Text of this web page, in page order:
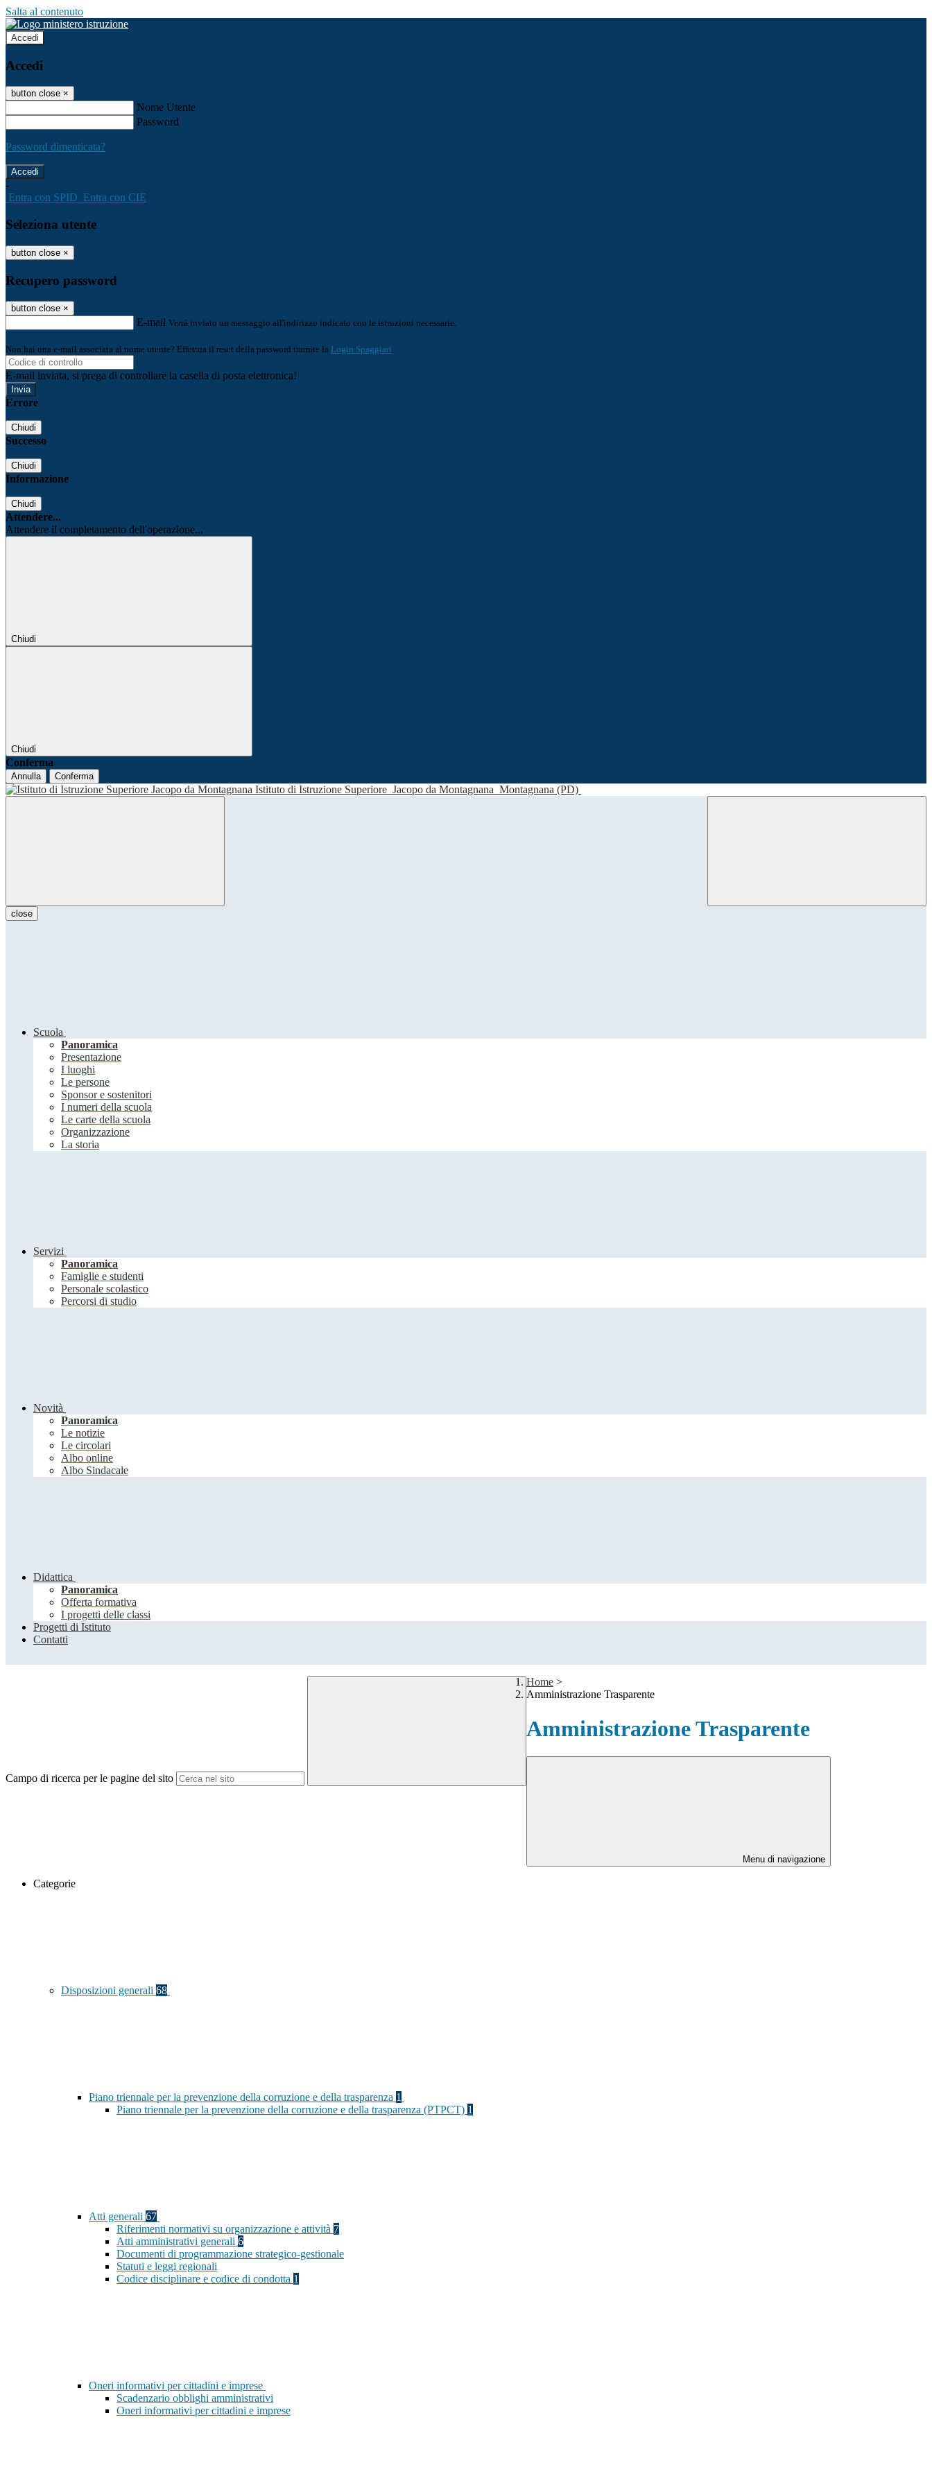
Salta al contenuto
Accedi
Accedi
button close ×
Nome Utente
Password
Password dimenticata?
-
Entra con SPID Entra con CIE
Seleziona utente
button close ×
Recupero password
button close ×
E-mail Verrà inviato un messaggio all'indirizzo indicato con le istruzioni necessarie.
Non hai una e-mail associata al nome utente? Effettua il reset della password tramite la Login Spaggiari
E-mail inviata, si prega di controllare la casella di posta elettronica!
Errore
Chiudi
Successo
Chiudi
Informazione
Chiudi
Attendere...
Attendere il completamento dell'operazione...
Chiudi
Chiudi
Conferma
Annulla Conferma
Istituto di Istruzione Superiore Jacopo da Montagnana Montagnana (PD)
close
Scuola
Panoramica
Presentazione
I luoghi
Le persone
Sponsor e sostenitori
I numeri della scuola
Le carte della scuola
Organizzazione
La storia
Servizi
Panoramica
Famiglie e studenti
Personale scolastico
Percorsi di studio
Novità
Panoramica
Le notizie
Le circolari
Albo online
Albo Sindacale
Didattica
Panoramica
Offerta formativa
I progetti delle classi
Progetti di Istituto
Contatti
Campo di ricerca per le pagine del sito
Home >
Amministrazione Trasparente
Amministrazione Trasparente
Menu di navigazione
Categorie
Disposizioni generali 68
Piano triennale per la prevenzione della corruzione e della trasparenza 1
Piano triennale per la prevenzione della corruzione e della trasparenza (PTPCT) 1
Atti generali 67
Riferimenti normativi su organizzazione e attività 7
Atti amministrativi generali 6
Documenti di programmazione strategico-gestionale
Statuti e leggi regionali
Codice disciplinare e codice di condotta 1
Oneri informativi per cittadini e imprese
Scadenzario obblighi amministrativi
Oneri informativi per cittadini e imprese